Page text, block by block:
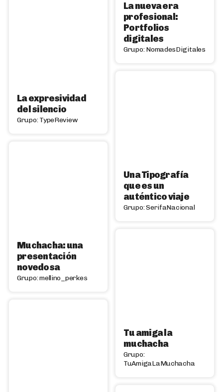
La nueva era
profesional:
Portfolios
digitales
Grupo: NomadesDigitales
La expresividad
del silencio
Grupo: TypeReview
Una Tipografía
que es un
auténtico viaje
Grupo: SerifaNacional
Muchacha: una
presentación
novedosa
Grupo: mellino_perkes
Tu amiga la
muchacha
Grupo:
TuAmigaLaMuchacha